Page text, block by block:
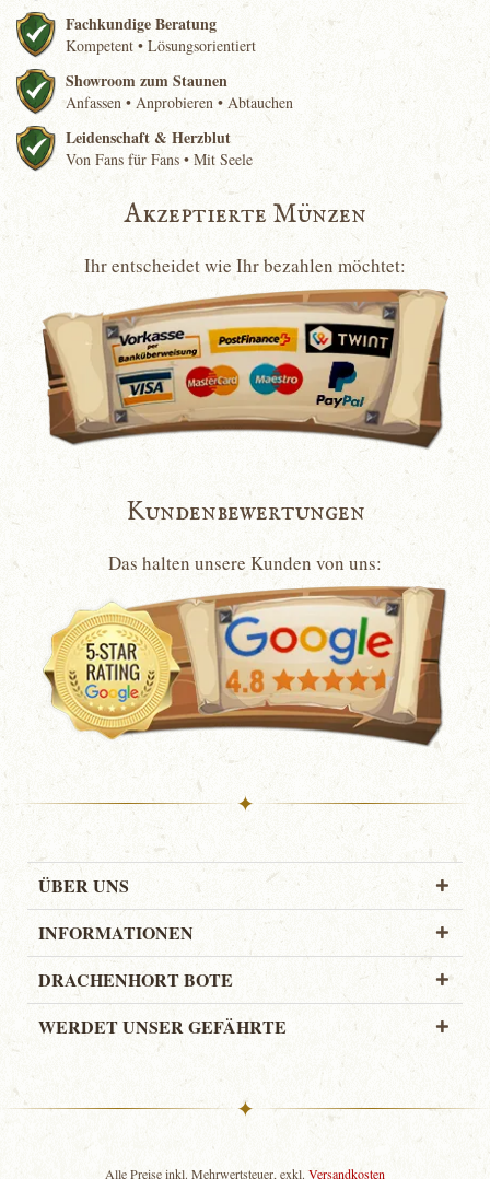
Fachkundige Beratung
Kompetent • Lösungsorientiert
Showroom zum Staunen
Anfassen • Anprobieren • Abtauchen
Leidenschaft & Herzblut
Von Fans für Fans • Mit Seele
Akzeptierte Münzen
Ihr entscheidet wie Ihr bezahlen möchtet:
Kundenbewertungen
Das halten unsere Kunden von uns:
✦
ÜBER UNS
INFORMATIONEN
DRACHENHORT BOTE
WERDET UNSER GEFÄHRTE
✦
Alle Preise inkl. Mehrwertsteuer, exkl. Versandkosten